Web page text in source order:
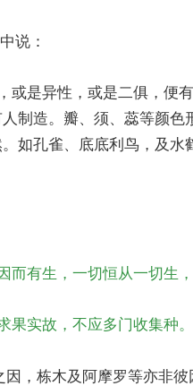
说：
或是异性，或是二俱，便
制造。瓣、须、蕊等颜
如孔雀、底底利鸟，及
而有生，一切恒从一切生，
果实故，不应多门收集种。
，栋木及阿摩罗等亦非